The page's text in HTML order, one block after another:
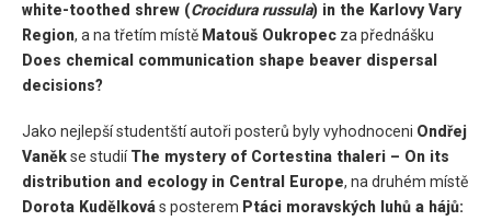
white-toothed shrew (Crocidura russula) in the Karlovy Vary
Region, a na třetím místě Matouš Oukropec za přednášku
Does chemical communication shape beaver dispersal
decisions?
Jako nejlepší studentští autoři posterů byly vyhodnoceni Ondřej
Vaněkse studiíThe mystery of Cortestina thaleri – On its
distribution and ecology in Central Europe, na druhém místě
Dorota Kudělkovás posterem Ptáci moravských luhů a hájů: